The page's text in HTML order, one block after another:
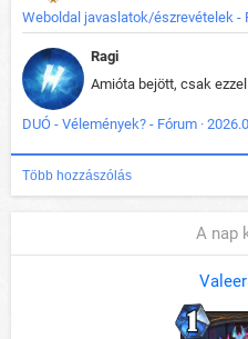
Weboldal javaslatok/észrevételek -
Ragi
DUÓ - Vélemények? - Fórum ·
Több hozzászólás
A nap